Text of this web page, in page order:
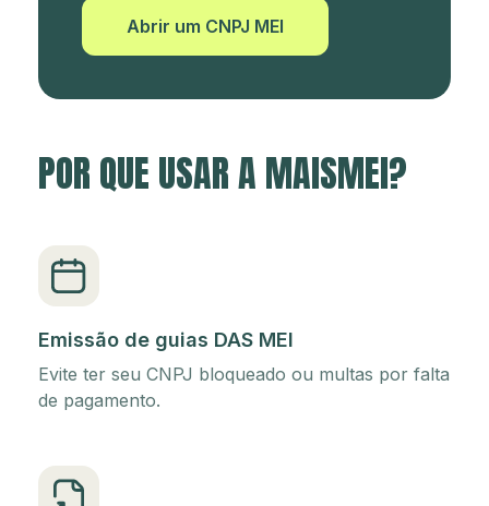
Abrir um CNPJ MEI
POR QUE USAR A MAISMEI?
Emissão de guias DAS MEI
Evite ter seu CNPJ bloqueado ou multas por falta
de pagamento.